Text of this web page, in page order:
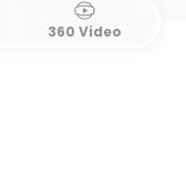
360 Video